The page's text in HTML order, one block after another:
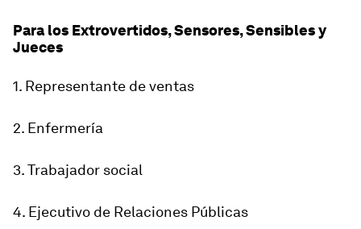
Para los Extrovertidos, Sensores, Sensibles y
Jueces
1. Representante de ventas
2. Enfermería
3. Trabajador social
4. Ejecutivo de Relaciones Públicas